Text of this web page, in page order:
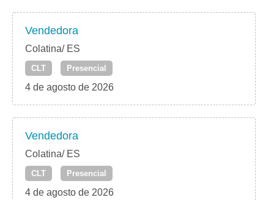
Vendedora
Colatina/ ES
CLT Presencial
4 de agosto de 2026
Vendedora
Colatina/ ES
CLT Presencial
4 de agosto de 2026